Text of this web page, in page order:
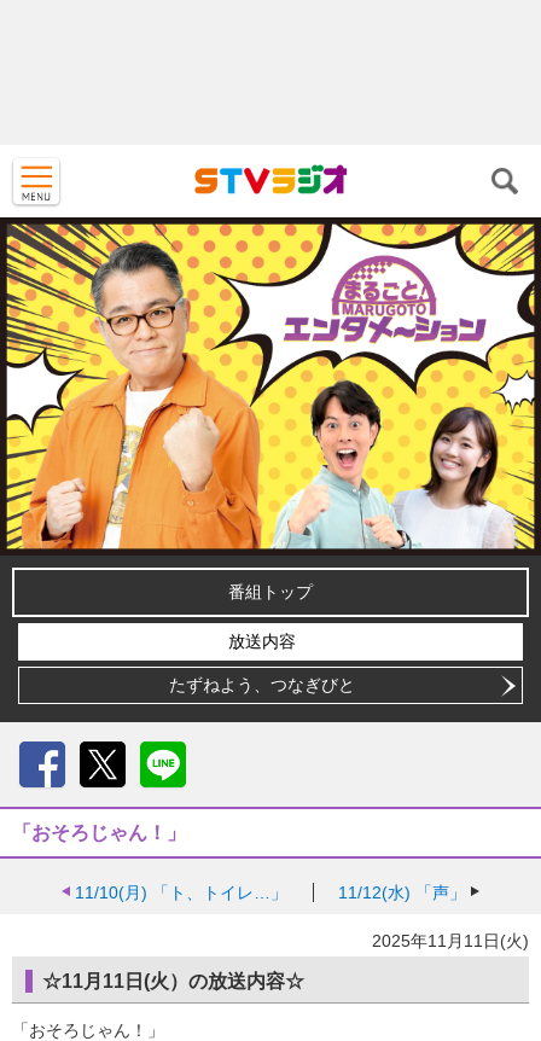
番組トップ
放送内容
たずねよう、つなぎびと
「おそろじゃん！」
11/10(月) 「ト、トイレ…」 11/12(水) 「声」
2025年11月11日(火)
☆11月11日(火）の放送内容☆
「おそろじゃん！」